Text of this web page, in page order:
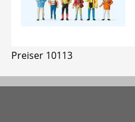
Preiser 10113